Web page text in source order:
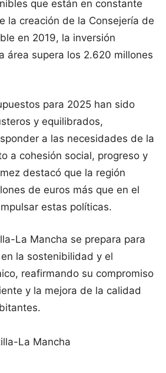
que están en constante
la creación de la Consejería de
en 2019, la inversión
área supera los 2.620 millones
para 2025 han sido
y equilibrados,
a las necesidades de la
a cohesión social, progreso y
destacó que la región
de euros más que en el
estas políticas.
La Mancha se prepara para
la sostenibilidad y el
reafirmando su compromiso
y la mejora de la calidad
La Mancha